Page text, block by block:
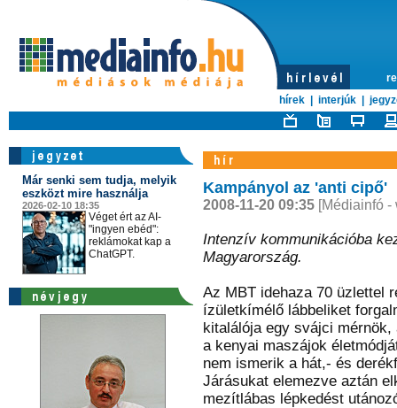
hírek
interjúk
Már senki sem tudja, melyik
eszközt mire használja
2026-02-10 18:35
Véget ért az AI-
"ingyen ebéd":
reklámokat kap a
ChatGPT.
Kampányol az 'anti cipő'
2008-11-20 09:35[Médiainfó -
Intenzív kommunikációba
Magyarország.
Az MBT idehaza 70 üzlettel
ízületkímélő lábbeliket
kitalálója egy svájci mérnök,
a kenyai maszájok
nem ismerik a hát,- és
Járásukat elemezve aztán
mezítlábas lépkedést